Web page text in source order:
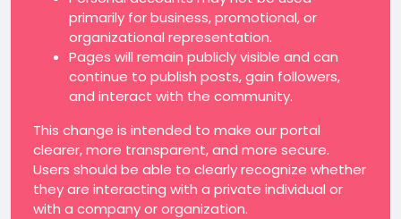
primarily for business, promotional, or
organizational representation.
Pages will remain publicly visible and can
continue to publish posts, gain followers,
and interact with the community.
This change is intended to make our portal
clearer, more transparent, and more secure.
Users should be able to clearly recognize whether
they are interacting with a private individual or
with a company or organization.